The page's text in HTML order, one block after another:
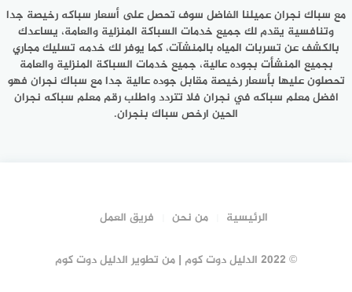
مع سباك نجران عميلنا الفاضل سوف تحصل على أسعار سباكه رخيصة جدا
وتنافسية يقدم لك جميع خدمات السباكة المنزلية والعامة، يساعدك
بالكشف عن تسربات المياه بالمنشآت، كما يوفر لك خدمه تسليك مجاري
بجميع المنشأت بجوده عالية، جميع خدمات السباكة المنزلية والعامة
تحصلون عليها بأسعار رخيصة مقابل جوده عالية جدا مع سباك نجران فهو
افضل معلم سباكه في نجران فلا تتردد واطلب رقم معلم سباكه نجران
الحين ارخص سباك بنجران.
الرئيسية من نحن فريق العمل
© 2022 الدليل دوت كوم | من تطوير الدليل دوت كوم